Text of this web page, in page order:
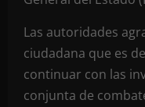
Las autoridades
ciudadana que es
continuar con las
conjunta de